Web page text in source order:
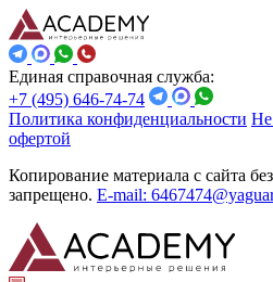
Единая справочная служба:
+7 (495) 646-74-74
Политика конфиденциальности Не
офертой
Копирование материала с сайта
запрещено. E-mail: